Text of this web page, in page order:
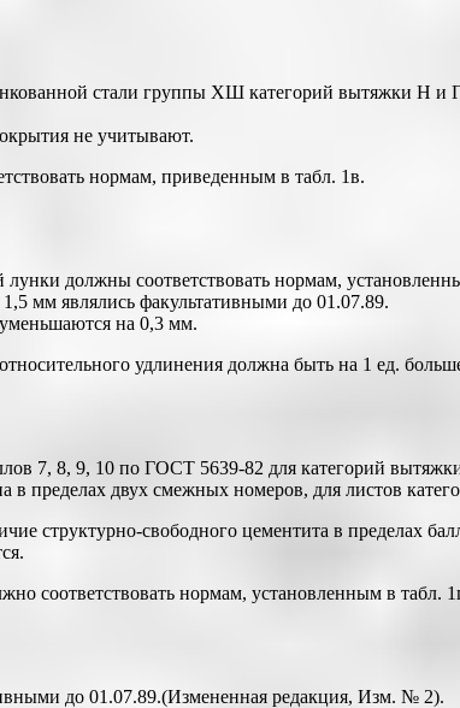
стали группы ХШ категорий вытяжки Н и
не учитывают.
нормам, приведенным в табл. 1в.
должны соответствовать нормам,
мм являлись факультативными до 01.07.89.
на 0,3 мм.
удлинения должна быть на 1 ед.
7, 8, 9, 10 по ГОСТ 5639-82 для категорий
в пределах двух смежных номеров, для листов
структурно-свободного цементита в пределах
соответствовать нормам, установленным в табл.
до 01.07.89.(Измененная редакция, Изм. № 2).